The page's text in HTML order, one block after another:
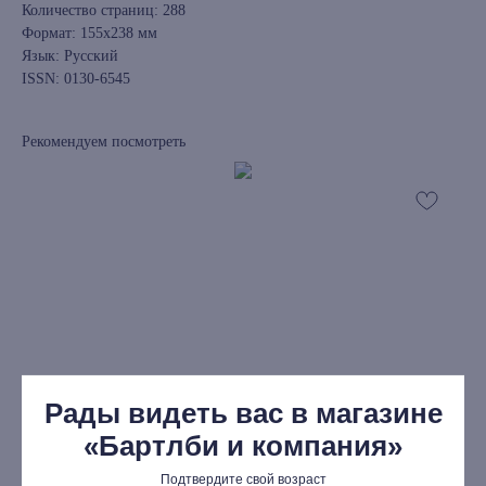
Рады видеть вас в магазине
«Бартлби и компания»
Подтвердите свой возраст
Количество страниц: 288
Формат: 155х238 мм
Язык: Русский
ISSN: 0130-6545
Рекомендуем посмотреть
Предзаказ
Выбор Бартлби
Редкости
Новинки